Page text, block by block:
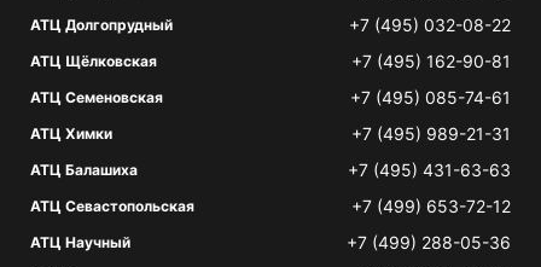
АТЦ Долгопрудный +7 (495) 032-08-22
АТЦ Щёлковская +7 (495) 162-90-81
АТЦ Семеновская +7 (495) 085-74-61
АТЦ Химки +7 (495) 989-21-31
АТЦ Балашиха +7 (495) 431-63-63
АТЦ Севастопольская +7 (499) 653-72-12
АТЦ Научный +7 (499) 288-05-36